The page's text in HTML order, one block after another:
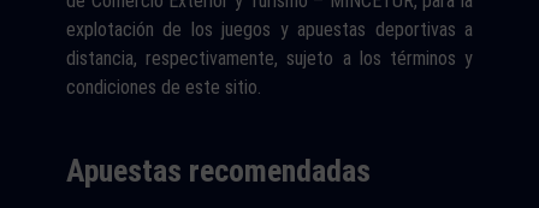
explotación de los juegos y apuestas deportivas a
distancia, respectivamente, sujeto a los términos y
condiciones de este sitio.
Apuestas recomendadas